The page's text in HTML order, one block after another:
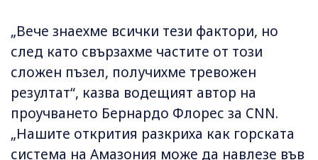
„Вече знаехме всички тези фактори, но
след като свързахме частите от този
сложен пъзел, получихме тревожен
резултат“, казва водещият автор на
проучването Бернардо Флорес за CNN.
„Нашите открития разкриха как горската
система на Амазония може да навлезе във